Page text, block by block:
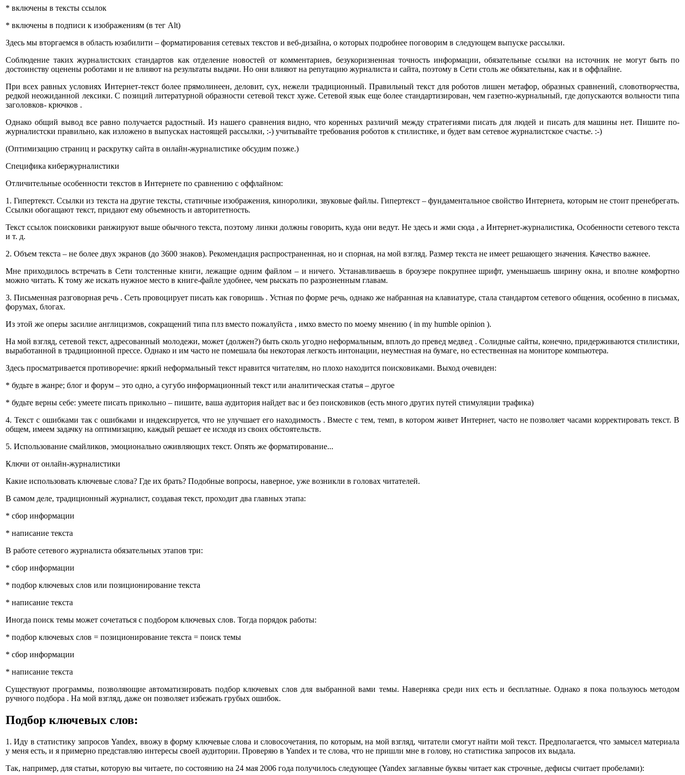
* включены в тексты ссылок
* включены в подписи к изображениям (в тег Alt)
Здесь мы вторгаемся в область юзабилити – форматирования сетевых текстов и веб-дизайна, о которых подробнее поговорим в следующем выпуске рассылки.
Соблюдение таких журналистских стандартов как отделение новостей от комментариев, безукоризненная точность информации, обязательные ссылки на источник не могут быть по
достоинству оценены роботами и не влияют на результаты выдачи. Но они влияют на репутацию журналиста и сайта, поэтому в Сети столь же обязательны, как и в оффлайне.
При всех равных условиях Интернет-текст более прямолинеен, деловит, сух, нежели традиционный. Правильный текст для роботов лишен метафор, образных сравнений, словотворчества,
редкой неожиданной лексики. С позиций литературной образности сетевой текст хуже. Сетевой язык еще более стандартизирован, чем газетно-журнальный, где допускаются вольности типа
заголовков- крючков .
Однако общий вывод все равно получается радостный. Из нашего сравнения видно, что коренных различий между стратегиями писать для людей и писать для машины нет. Пишите по-
журналистски правильно, как изложено в выпусках настоящей рассылки, :-) учитывайте требования роботов к стилистике, и будет вам сетевое журналистское счастье. :-)
(Оптимизацию страниц и раскрутку сайта в онлайн-журналистике обсудим позже.)
Специфика кибержурналистики
Отличительные особенности текстов в Интернете по сравнению с оффлайном:
1. Гипертекст. Ссылки из текста на другие тексты, статичные изображения, киноролики, звуковые файлы. Гипертекст – фундаментальное свойство Интернета, которым не стоит пренебрегать.
Ссылки обогащают текст, придают ему объемность и авторитетность.
Текст ссылок поисковики ранжируют выше обычного текста, поэтому линки должны говорить, куда они ведут. Не здесь и жми сюда , а Интернет-журналистика, Особенности сетевого текста
и т. д.
2. Объем текста – не более двух экранов (до 3600 знаков). Рекомендация распространенная, но и спорная, на мой взгляд. Размер текста не имеет решающего значения. Качество важнее.
Мне приходилось встречать в Сети толстенные книги, лежащие одним файлом – и ничего. Устанавливаешь в броузере покрупнее шрифт, уменьшаешь ширину окна, и вполне комфортно
можно читать. К тому же искать нужное место в книге-файле удобнее, чем рыскать по разрозненным главам.
3. Письменная разговорная речь . Сеть провоцирует писать как говоришь . Устная по форме речь, однако же набранная на клавиатуре, стала стандартом сетевого общения, особенно в письмах,
форумах, блогах.
Из этой же оперы засилие англицизмов, сокращений типа плз вместо пожалуйста , имхо вместо по моему мнению ( in my humble opinion ).
На мой взгляд, сетевой текст, адресованный молодежи, может (должен?) быть сколь угодно неформальным, вплоть до превед медвед . Солидные сайты, конечно, придерживаются стилистики,
выработанной в традиционной прессе. Однако и им часто не помешала бы некоторая легкость интонации, неуместная на бумаге, но естественная на мониторе компьютера.
Здесь просматривается противоречие: яркий неформальный текст нравится читателям, но плохо находится поисковиками. Выход очевиден:
* будьте в жанре; блог и форум – это одно, а сугубо информационный текст или аналитическая статья – другое
* будьте верны себе: умеете писать прикольно – пишите, ваша аудитория найдет вас и без поисковиков (есть много других путей стимуляции трафика)
4. Текст с ошибками так с ошибками и индексируется, что не улучшает его находимость . Вместе с тем, темп, в котором живет Интернет, часто не позволяет часами корректировать текст. В
общем, имеем задачку на оптимизацию, каждый решает ее исходя из своих обстоятельств.
5. Использование смайликов, эмоционально оживляющих текст. Опять же форматирование...
Ключи от онлайн-журналистики
Какие использовать ключевые слова? Где их брать? Подобные вопросы, наверное, уже возникли в головах читателей.
В самом деле, традиционный журналист, создавая текст, проходит два главных этапа:
* сбор информации
* написание текста
В работе сетевого журналиста обязательных этапов три:
* сбор информации
* подбор ключевых слов или позиционирование текста
* написание текста
Иногда поиск темы может сочетаться с подбором ключевых слов. Тогда порядок работы:
* подбор ключевых слов = позиционирование текста = поиск темы
* сбор информации
* написание текста
Существуют программы, позволяющие автоматизировать подбор ключевых слов для выбранной вами темы. Наверняка среди них есть и бесплатные. Однако я пока пользуюсь методом
ручного подбора . На мой взгляд, даже он позволяет избежать грубых ошибок.
Подбор ключевых слов:
1. Иду в статистику запросов Yandex, ввожу в форму ключевые слова и словосочетания, по которым, на мой взгляд, читатели смогут найти мой текст. Предполагается, что замысел материала
у меня есть, и я примерно представляю интересы своей аудитории. Проверяю в Yandex и те слова, что не пришли мне в голову, но статистика запросов их выдала.
Так, например, для статьи, которую вы читаете, по состоянию на 24 мая 2006 года получилось следующее (Yandex заглавные буквы читает как строчные, дефисы считает пробелами):